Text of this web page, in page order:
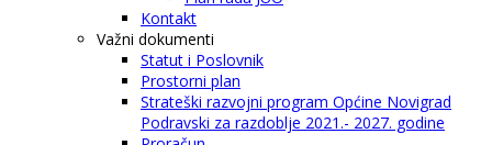
Kontakt
Važni dokumenti
Statut i Poslovnik
Prostorni plan
Strateški razvojni program Općine Novigrad
Podravski za razdoblje 2021.- 2027. godine